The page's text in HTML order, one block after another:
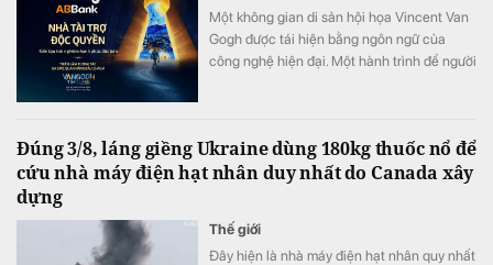
Một không gian di sản hội họa Vincent Van
Gogh được tái hiện bằng ngôn ngữ của
công nghệ hiện đại. Một hành trình để người
ABBank đồng hành kiến tạo một hành trình
trải nghiệm hạnh phúc độc bản, khó quên
Đúng 3/8, láng giềng Ukraine dùng 180kg thuốc nổ để
cứu nhà máy điện hạt nhân duy nhất do Canada xây
dựng
Thế giới
Đây hiện là nhà máy điện hạt nhân quy nhất